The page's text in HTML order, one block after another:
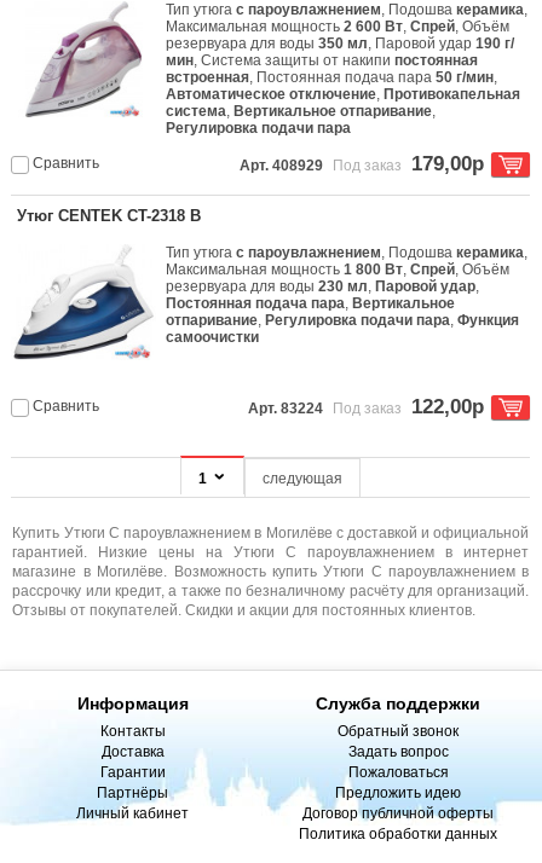
Купить Утюги С пароувлажнением в Могилёве с доставкой и официальной
гарантией. Низкие цены на Утюги С пароувлажнением в интернет
магазине в Могилёве. Возможность купить Утюги С пароувлажнением в
рассрочку или кредит, а также по безналичному расчёту для организаций.
Отзывы от покупателей. Скидки и акции для постоянных клиентов.
Тип утюгас пароувлажнением, Подошвакерамика,
Максимальная мощность2 600 Вт,Спрей, Объём
резервуара для воды350 мл, Паровой удар190 г/
мин, Система защиты от накипипостоянная
встроенная, Постоянная подача пара50 г/мин,
Автоматическое отключение, Противокапельная
система, Вертикальное отпаривание,
Регулировка подачи пара
Сравнить Арт. 408929 Под заказ 179,00р
Утюг CENTEK CT-2318 B
Тип утюгас пароувлажнением, Подошвакерамика,
Максимальная мощность1 800 Вт,Спрей, Объём
резервуара для воды230 мл, Паровой удар,
Постоянная подача пара, Вертикальное
отпаривание, Регулировка подачи пара,Функция
самоочистки
Сравнить Арт. 83224 Под заказ 122,00р
1 следующая
Информация
Контакты
Доставка
Гарантии
Партнёры
Личный кабинет
Служба поддержки
Обратный звонок
Задать вопрос
Пожаловаться
Предложить идею
Договор публичной оферты
Политика обработки данных